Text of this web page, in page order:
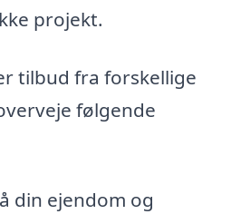
projekt.
tilbud fra forskellige
følgende
din ejendom og